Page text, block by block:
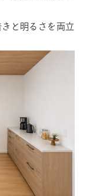
と明るさを両立